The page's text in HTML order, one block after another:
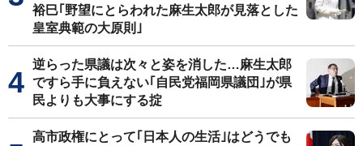
裕巳｢野望にとらわれた麻生太郎が見落とした
皇室典範の大原則｣
逆らった県議は次々と姿を消した…麻生太郎
ですら手に負えない｢自民党福岡県議団｣が県
民よりも大事にする掟
高市政権にとって｢日本人の生活｣はどうでも